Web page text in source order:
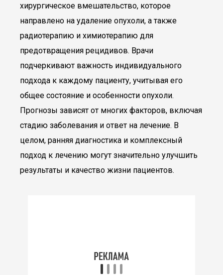
хирургическое вмешательство, которое
направлено на удаление опухоли, а также
радиотерапию и химиотерапию для
предотвращения рецидивов. Врачи
подчеркивают важность индивидуального
подхода к каждому пациенту, учитывая его
общее состояние и особенности опухоли.
Прогнозы зависят от многих факторов, включая
стадию заболевания и ответ на лечение. В
целом, ранняя диагностика и комплексный
подход к лечению могут значительно улучшить
результаты и качество жизни пациентов.